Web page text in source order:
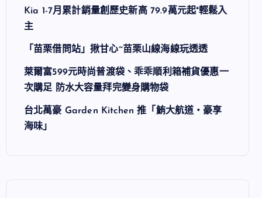
Kia 1-7月累計銷量創歷史新高 79.9萬元起*輕鬆入
主
「苗栗借問站」揪甘心~苗栗山線海線玩透透
萊爾富599元時尚普渡袋、乖乖順利箱補貨優惠一
次購足 防水大容量拜完變身購物袋
台北萬豪 Garden Kitchen 推「鮪大航道・豪享
海味」